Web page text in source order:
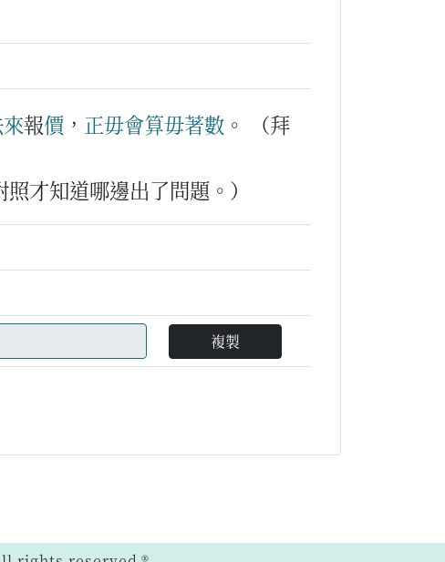
來報價 ， 正毋會算毋著數 。
（拜
照才知道哪邊出了問題。）
複製